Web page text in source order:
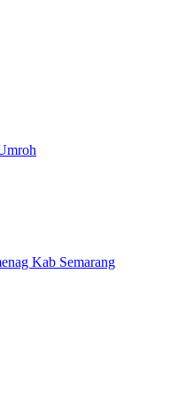
Kab Semarang